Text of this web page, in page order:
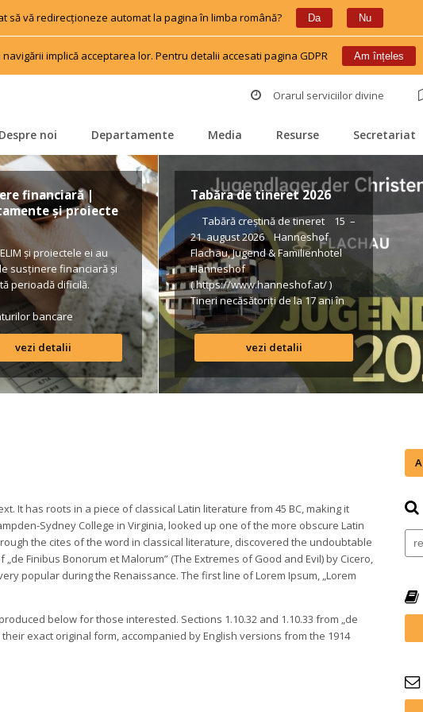
să vă redirecționeze automat la pagina în limba română? Da Nu
implică acceptarea lor. Pentru detalii accesati pagina GDPR Am înțele
Orarul serviciilor divine
Despre noi Departamente Media Resurse Secretariat
financiară |
și proiecte
și proiectele ei au
susținere financiară și
perioadă dificilă.
bancare
vezi detalii
Tabăra de tineret 2026
Tabără creștină de tineret 15 –
21 august 2026 Hanneshof
Flachau, Jugend & Familienhotel
Hanneshof
( https://www.hanneshof.at/ )
Tineri necăsătoriți de la 17 ani în
us € 420/ p.P. (inclusiv
Vollpension, activități, transport*)
Formular de înscriere
Regulamentul taberei *Având
în vedere că o parte din
transportul […]
vezi detalii
A
It has roots in a piece of classical Latin literature from 45 BC, making it
Sydney College in Virginia, looked up one of the more obscure Latin
the cites of the word in classical literature, discovered the undoubtable
Finibus Bonorum et Malorum” (The Extremes of Good and Evil) by Cicero,
popular during the Renaissance. The first line of Lorem Ipsum, „Lorem
below for those interested. Sections 1.10.32 and 1.10.33 from „de
exact original form, accompanied by English versions from the 1914